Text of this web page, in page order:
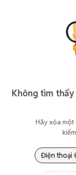
Không tìm
Hãy xóa một
Điện thoại